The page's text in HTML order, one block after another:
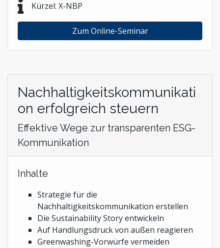
Kürzel: X-NBP
Zum Online-Seminar
Nachhaltigkeitskommunikati
on erfolgreich steuern
Effektive Wege zur transparenten ESG-
Kommunikation
Inhalte
Strategie für die
Nachhaltigkeitskommunikation erstellen
Die Sustainability Story entwickeln
Auf Handlungsdruck von außen reagieren
Greenwashing-Vorwürfe vermeiden